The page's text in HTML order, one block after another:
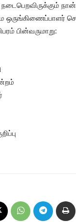
ஒருங்கிணைப்பாளர்
பின்வருமாறு: